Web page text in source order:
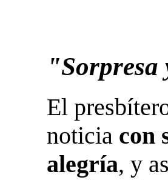
El
noticia con
alegría, y